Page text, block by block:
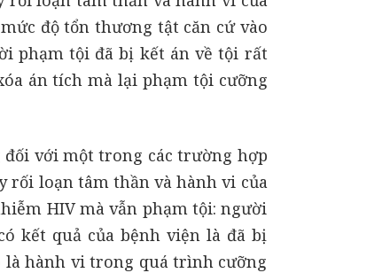
độ tổn thương tật căn cứ vào
phạm tội đã bị kết án về tội rất
án tích mà lại phạm tội cưỡng
với một trong các trường hợp
rối loạn tâm thần và hành vi của
HIV mà vẫn phạm tội: người
kết quả của bệnh viện là đã bị
là hành vi trong quá trình cưỡng